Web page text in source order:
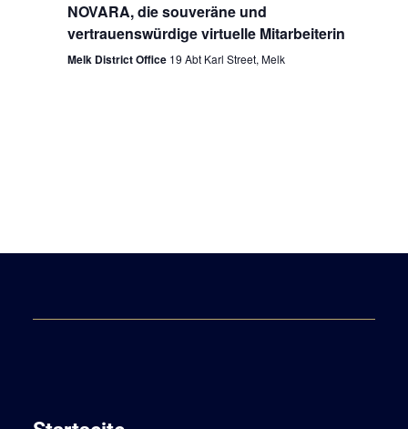
NOVARA, die souveräne und
vertrauenswürdige virtuelle Mitarbeiterin
Melk District Office 19 Abt Karl Street, Melk